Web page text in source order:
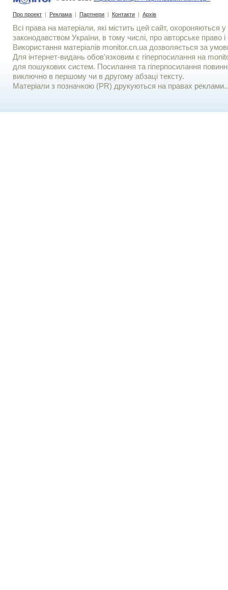
Про проект | Реклама | Партнери | Контакти | Архів
Всі права на матеріали, які містить цей сайт, охороняються у
законодавством України, в тому числі, про авторське право і
Використання матерiалiв monitor.cn.ua дозволяється за
Для iнтернет-видань обов'язковим є гiперпосилання на
для пошукових систем. Посилання та гіперпосилання
виключно в першому чи в другому абзаці тексту.
Матеріали з позначкою (PR) друкуються на правах реклами..